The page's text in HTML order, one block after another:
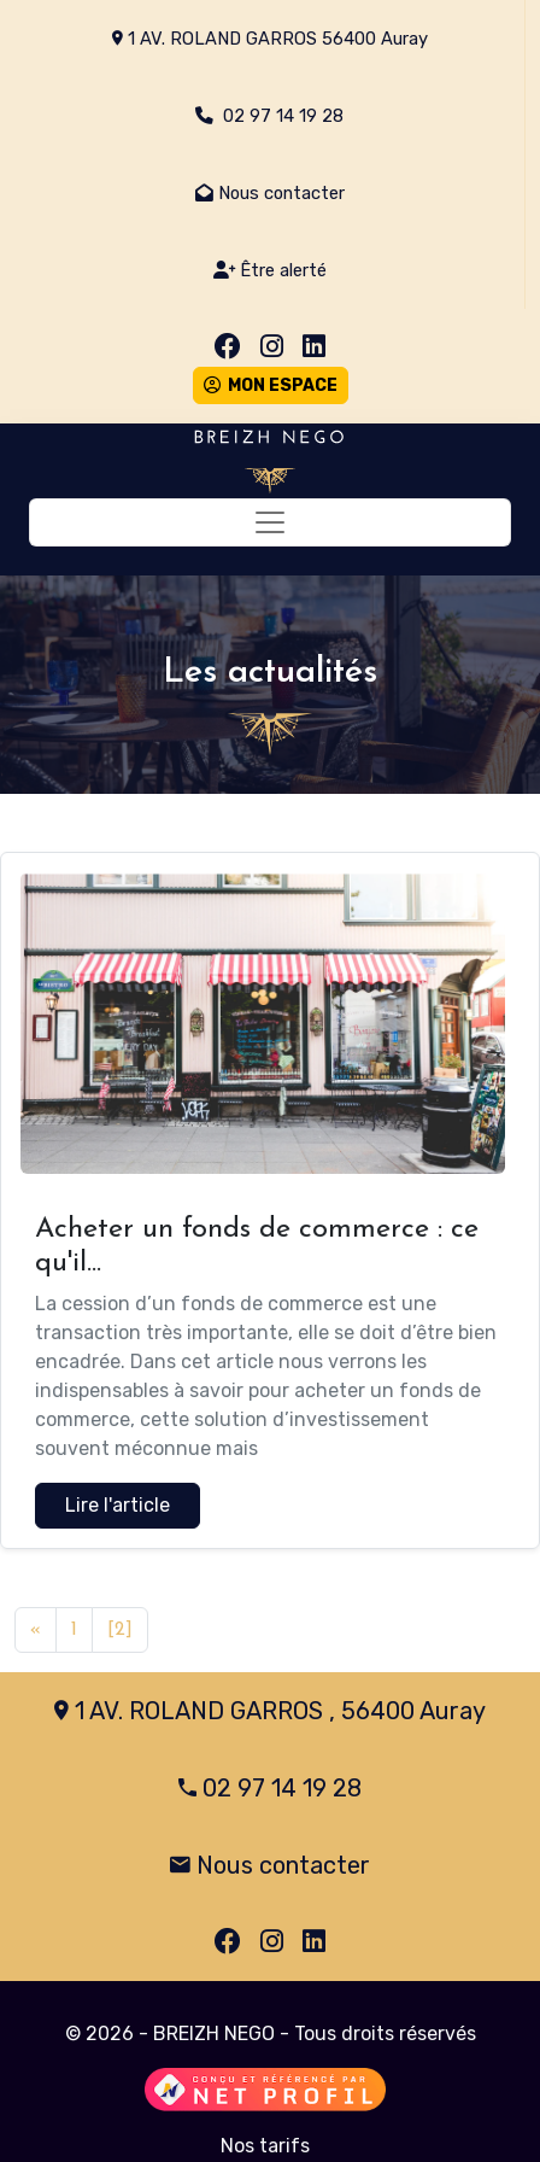
1 AV. ROLAND GARROS 56400 Auray
02 97 14 19 28
Nous contacter
Être alerté
MON ESPACE
Toggle navigation
Les actualités
Acheter un fonds de commerce : ce
qu'il...
La cession d’un fonds de commerce est une
transaction très importante, elle se doit d’être bien
encadrée. Dans cet article nous verrons les
indispensables à savoir pour acheter un fonds de
commerce, cette solution d’investissement
souvent méconnue mais
Lire l'article
« [2]
1 AV. ROLAND GARROS , 56400 Auray
02 97 14 19 28
Nous contacter
© 2026 - BREIZH NEGO - Tous droits réservés
Nos tarifs